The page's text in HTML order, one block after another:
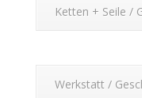
Ketten + Seile /
Werkstatt /